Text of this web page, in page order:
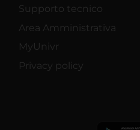
Supporto tecnico
Area Amministrativa
MyUnivr
Privacy policy